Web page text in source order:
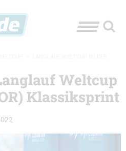
Weltcup
Klassiksprint